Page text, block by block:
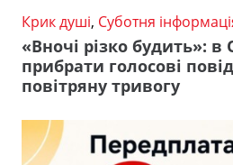
Крик душі, Суботня
«Вночі різко будить»: в
прибрати голосові
повітряну тривогу